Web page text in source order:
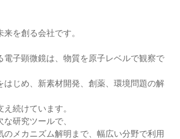
を創る会社です。
電子顕微鏡は、物質を原子レベルで観察で
はじめ、新素材開発、創薬、環境問題の解
続けています。
研究ツールで、
のメカニズム解明まで、幅広い分野で利用